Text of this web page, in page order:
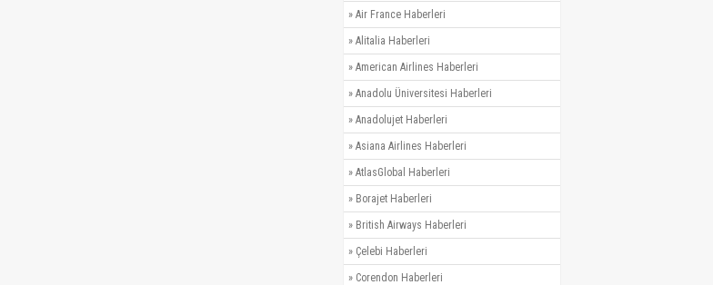
» Air France Haberleri
» Alitalia Haberleri
» American Airlines Haberleri
» Anadolu Üniversitesi Haberleri
» Anadolujet Haberleri
» Asiana Airlines Haberleri
» AtlasGlobal Haberleri
» Borajet Haberleri
» British Airways Haberleri
» Çelebi Haberleri
» Corendon Haberleri